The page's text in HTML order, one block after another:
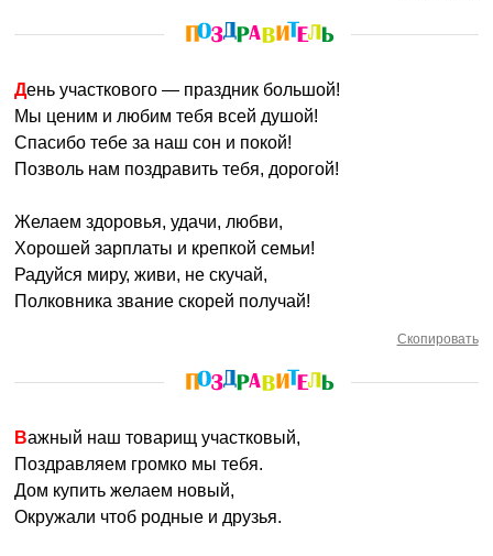
День участкового — праздник большой!
Мы ценим и любим тебя всей душой!
Спасибо тебе за наш сон и покой!
Позволь нам поздравить тебя, дорогой!
Желаем здоровья, удачи, любви,
Хорошей зарплаты и крепкой семьи!
Радуйся миру, живи, не скучай,
Полковника звание скорей получай!
Скопировать
Важный наш товарищ участковый,
Поздравляем громко мы тебя.
Дом купить желаем новый,
Окружали чтоб родные и друзья.